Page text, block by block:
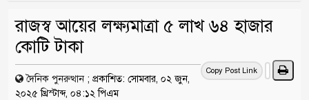
রাজস্ব আয়ের লক্ষ্যমাত্রা ৫ লাখ ৬৪ হাজার
কোটি টাকা
Copy Post Link
দৈনিক পুনরুত্থান ; প্রকাশিত: সোমবার, ০২ জুন,
২০২৫ খ্রিস্টাব্দ, ০৪:১২ পিএম